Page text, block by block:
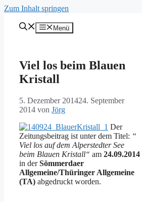
Zum Inhalt springen
Menü
Viel los beim Blauen
Kristall
5. Dezember 201424. September
2014 von Jörg
Der
Zeitungsbeitrag ist unter dem Titel: “
Viel los auf dem Alperstedter See
beim Blauen Kristall“ am 24.09.2014
in derSömmerdaer
Allgemeine/Thüringer Allgemeine
(TA) abgedruckt worden.